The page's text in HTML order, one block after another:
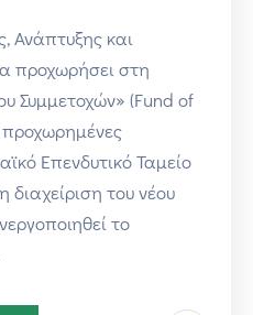
Ανάπτυξης και
προχωρήσει στη
Συμμετοχών» (Fund of
προχωρημένες
Επενδυτικό Ταμείο
του νέου
το